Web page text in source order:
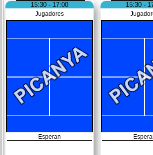
15:30 - 17:00
Jugadores
Esperan
15:30 -